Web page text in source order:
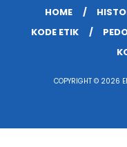
HOME
KODE ETIK
COPYRIGHT © 2026